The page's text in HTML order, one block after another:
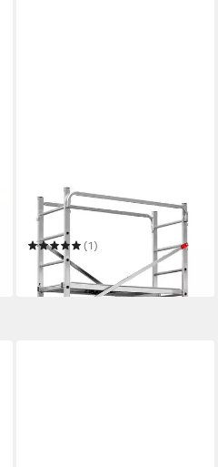
HAILO
Vielzweckleiter G60
(1)
ab 699,99 €
in 6-8 Werktagen bei dir